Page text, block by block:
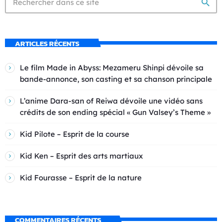
search
ARTICLES RÉCENTS
Le film Made in Abyss: Mezameru Shinpi dévoile sa
bande-annonce, son casting et sa chanson principale
L’anime Dara-san of Reiwa dévoile une vidéo sans
crédits de son ending spécial « Gun Valsey’s Theme »
Kid Pilote – Esprit de la course
Kid Ken – Esprit des arts martiaux
Kid Fourasse – Esprit de la nature